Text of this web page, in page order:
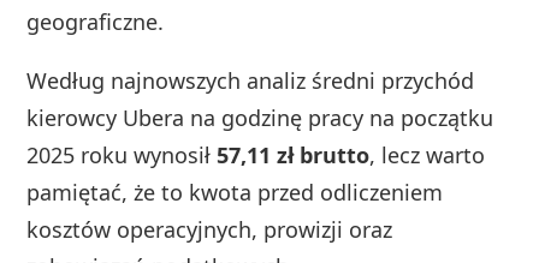
geograficzne.
Według najnowszych analiz średni przychód
kierowcy Ubera na godzinę pracy na początku
2025 roku wynosił57,11 zł brutto, lecz warto
pamiętać, że to kwota przed odliczeniem
kosztów operacyjnych, prowizji oraz